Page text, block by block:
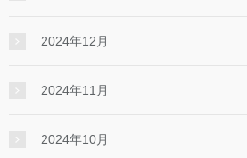
2024年12月
2024年11月
2024年10月